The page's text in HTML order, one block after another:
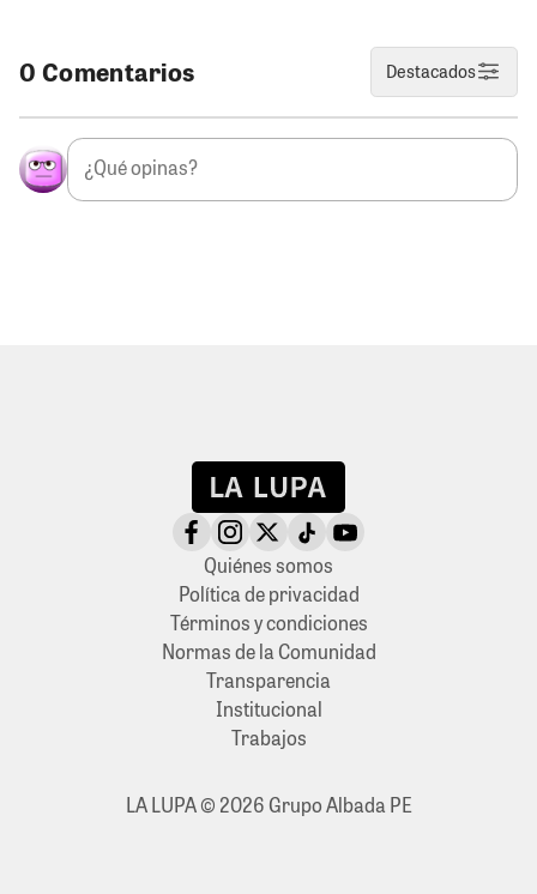
0 Comentarios Destacados
Quiénes somos
Política de privacidad
Términos y condiciones
Normas de la Comunidad
Transparencia
Institucional
Trabajos
LA LUPA © 2026 Grupo Albada PE